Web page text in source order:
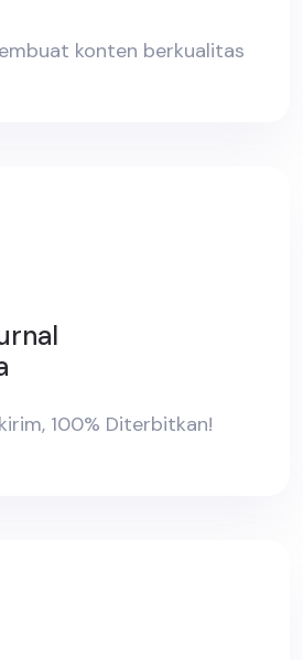
konten berkualitas
100% Diterbitkan!